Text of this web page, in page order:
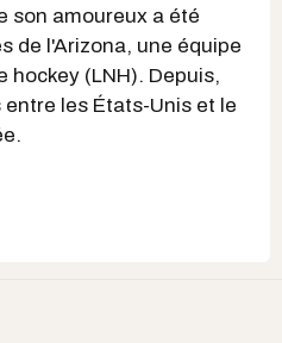
son amoureux a été
de l'Arizona, une équipe
hockey (LNH). Depuis,
les États-Unis et le